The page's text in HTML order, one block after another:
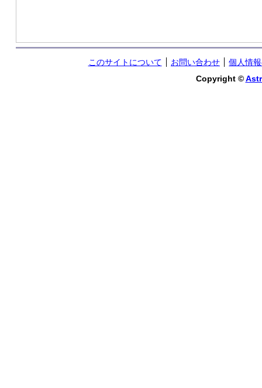
このサイトについて お問い合わせ
個人情
Copyright ©